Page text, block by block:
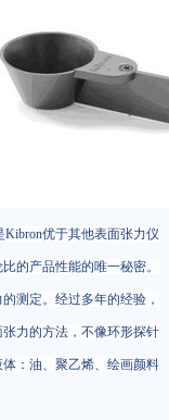
优于其他表面张力仪
的产品性能的唯一秘密。
测定。经过多年的经验，
力的方法，不像环形探针
：油、聚乙烯、绘画颜料